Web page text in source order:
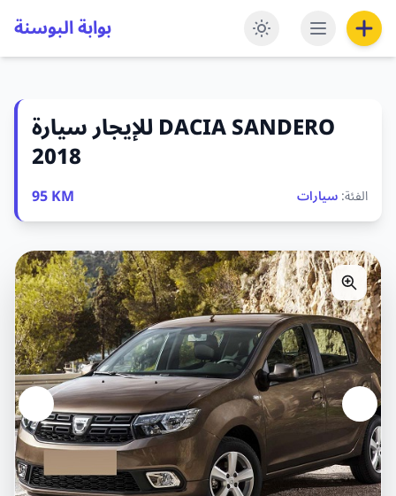
بوابة البوسنة
للإيجار سيارة DACIA SANDERO
2018
95 KM الفئة:سيارات